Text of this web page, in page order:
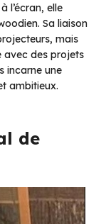
l’écran, elle
Sa liaison
mais
avec des projets
incarne une
ambitieux.
de